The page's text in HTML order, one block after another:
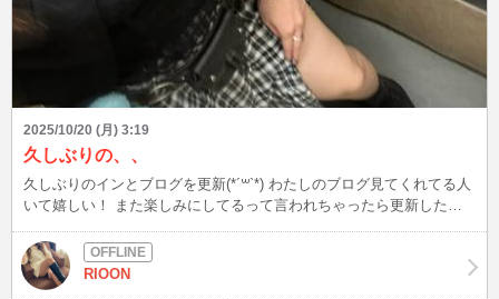
2025/10/20 (月) 3:19
久しぶりの、、
久しぶりのインとブログを更新(*´꒳`*) わたしのブログ見てくれてる人
いて嬉しい！ また楽しみにしてるって言われちゃったら更新したく
RIOON